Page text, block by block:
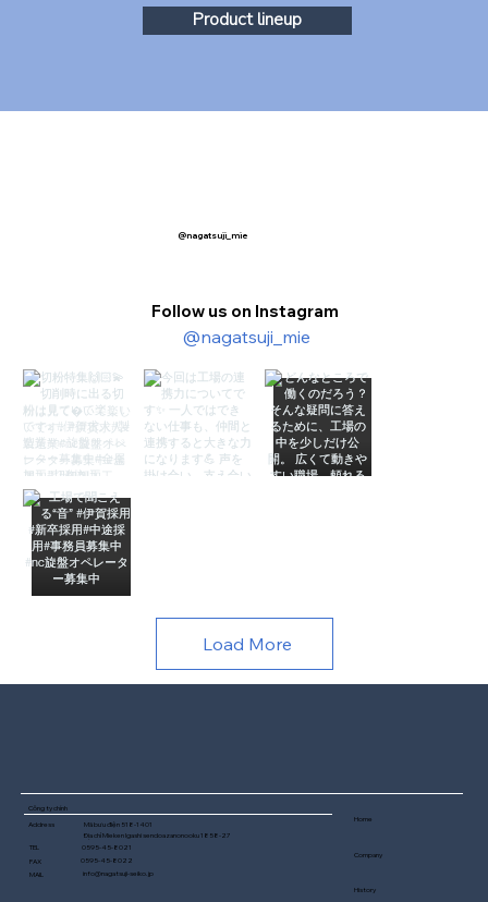
Product lineup
@nagatsuji_mie
Follow us on Instagram
@nagatsuji_mie
Load More
​Home
Company
​History
Công ty chính
Address
Mã bưu điện 518-1401
Địa chỉ Mieken Igashi sendoazanonooku 1858-27
TEL
0595-45-8021
FAX
0595-45-8022
MAIL
info@nagatsuji-seiko.jp